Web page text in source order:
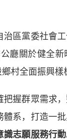
黨委社會工
廳關於健全
村全面振興樣
握群眾需求，
系，打造一
識志願服務行動